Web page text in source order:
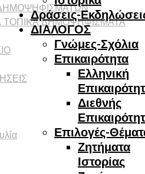
Δράσεις-
ΔΙΑΛΟΓΟΣ
Γνώμες-Σχόλια
Επικαιρότητα
Ελληνική
Διεθνής
Επιλογές-
Ζητήματα
Ιστορίας
ΤΟΠΙΚΑ ΔΗΜΟΨΗΦΙΣΜΑΤΑ